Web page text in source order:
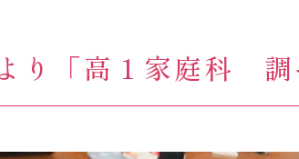
り「高１家庭科 調